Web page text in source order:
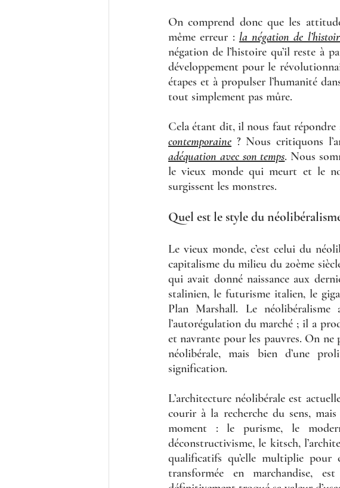
On comprend donc que les
même erreur : la négation de
négation de l’histoire qu’il reste à
développement pour le
étapes et à propulser l’humanité
tout simplement pas mûre.
Cela étant dit, il nous faut
contemporaine ? Nous critiquons
adéquation avec son temps. Nous
le vieux monde qui meurt et le
surgissent les monstres.
Quel est le style du
Le vieux monde, c’est celui du
capitalisme du milieu du 20ème
qui avait donné naissance aux
stalinien, le futurisme italien, le
Plan Marshall. Le
l’autorégulation du marché ; il a
et navrante pour les pauvres. On
néolibérale, mais bien d’une
signification.
L’architecture néolibérale est
courir à la recherche du sens,
moment : le purisme, le
déconstructivisme, le kitsch,
qualificatifs qu’elle multiplie pour
transformée en marchandise,